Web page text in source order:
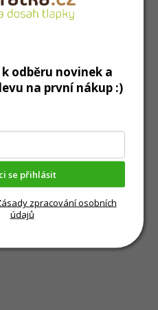
odběru novinek a
na první nákup :)
se přihlásit
zpracování osobních
údajů